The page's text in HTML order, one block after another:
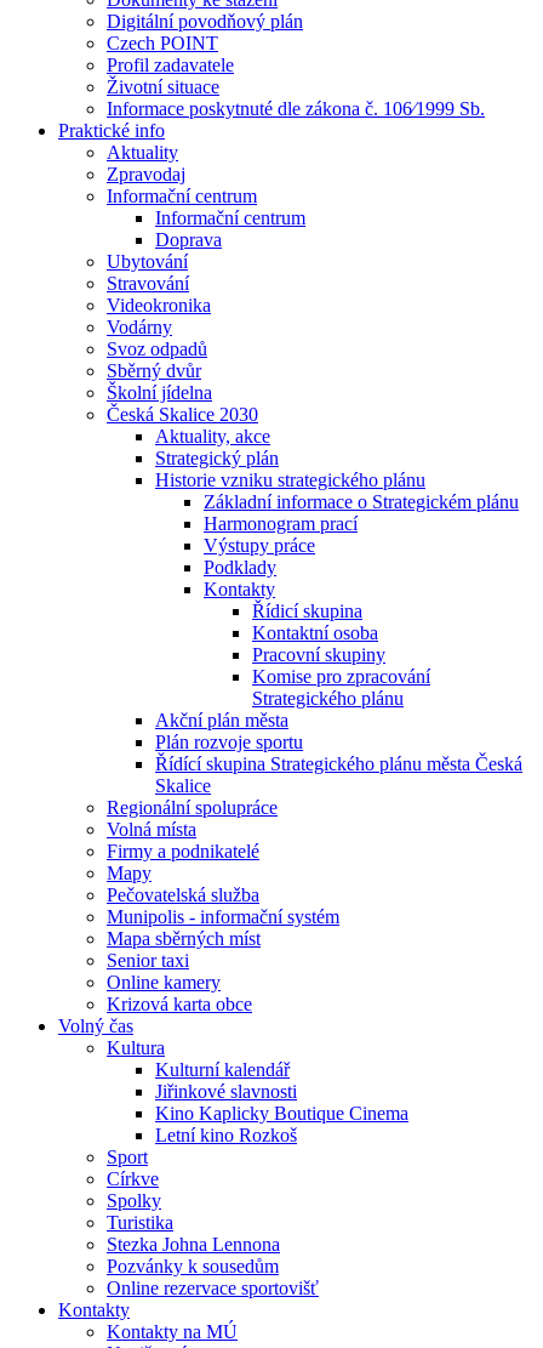
Digitální povodňový plán
Czech POINT
Profil zadavatele
Životní situace
Informace poskytnuté dle zákona č. 106⁄1999 Sb.
Praktické info
Aktuality
Zpravodaj
Informační centrum
Informační centrum
Doprava
Ubytování
Stravování
Videokronika
Vodárny
Svoz odpadů
Sběrný dvůr
Školní jídelna
Česká Skalice 2030
Aktuality, akce
Strategický plán
Historie vzniku strategického plánu
Základní informace o Strategickém plánu
Harmonogram prací
Výstupy práce
Podklady
Kontakty
Řídicí skupina
Kontaktní osoba
Pracovní skupiny
Komise pro zpracování
Strategického plánu
Akční plán města
Plán rozvoje sportu
Řídící skupina Strategického plánu města Česká
Skalice
Regionální spolupráce
Volná místa
Firmy a podnikatelé
Mapy
Pečovatelská služba
Munipolis - informační systém
Mapa sběrných míst
Senior taxi
Online kamery
Krizová karta obce
Volný čas
Kultura
Kulturní kalendář
Jiřinkové slavnosti
Kino Kaplicky Boutique Cinema
Letní kino Rozkoš
Sport
Církve
Spolky
Turistika
Stezka Johna Lennona
Pozvánky k sousedům
Online rezervace sportovišť
Kontakty
Kontakty na MÚ